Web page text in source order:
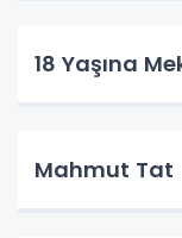
18 Yaşına
Mahmut Tat